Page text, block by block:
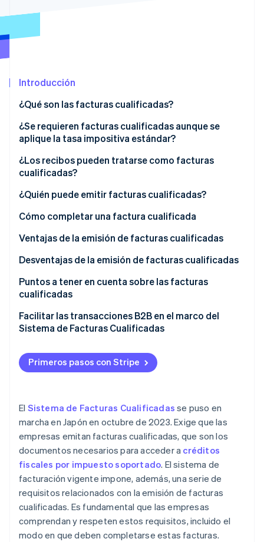
Introducción
¿Qué son las facturas cualificadas?
Facturas cualificadas frente a facturas clasificadas
por tarifas
Facturas cualificadas frente a facturas
simplificadas cualificadas (también llamadas
cualificados de solicitud de reembolso
¿Se requieren facturas cualificadas aunque se
aplique la tasa impositiva estándar?
¿Los recibos pueden tratarse como facturas
cualificadas?
¿Quién puede emitir facturas cualificadas?
Cómo completar una factura cualificada
Ventajas de la emisión de facturas cualificadas
Contar con facturas cualificadas aumenta la
El sistema de facturación vigente permite que tu
Desventajas de la emisión de facturas cualificadas
Operar con facturas cualificadas genera
responsabilidad fiscal
Debes implementar el Sistema de Facturas
Cualificadas y cumplir sus reglas
Puntos a tener en cuenta sobre las facturas
cualificadas
Debes registrarte como emisor de facturas
cualificadas
Las facturas cualificadas deben conservarse
durante un tiempo determinado
Debes familiarizarte con las medidas transitorias
del Sistema de Facturas Cualificadas
Facilitar las transacciones B2B en el marco del
Sistema de Facturas Cualificadas
Primeros pasos con Stripe
El Sistema de Facturas Cualificadas se puso en
marcha en Japón en octubre de 2023. Exige que las
empresas emitan facturas cualificadas, que son los
documentos necesarios para acceder a créditos
fiscales por impuesto soportado. El sistema de
facturación vigente impone, además, una serie de
requisitos relacionados con la emisión de facturas
cualificadas. Es fundamental que las empresas
comprendan y respeten estos requisitos, incluido el
modo en que deben completarse estas facturas.